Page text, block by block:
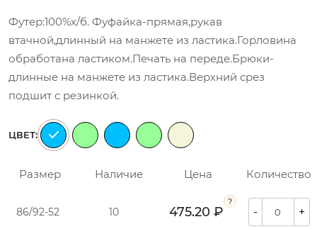
Футер:100%х/б. Фуфайка-прямая,рукав
втачной,длинный на манжете из ластика.Горловина
обработана ластиком.Печать на переде.Брюки-
длинные на манжете из ластика.Верхний срез
подшит с резинкой.
ЦВЕТ:
Размер Наличие Цена Количество
86/92-52 10 475.20 ₽ - +